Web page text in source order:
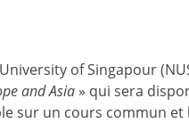
of Singapour
and Asia » qui sera
sur un cours commun et